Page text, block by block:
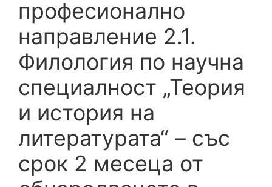
професионално
направление 2.1.
Филология по научна
специалност „Теория
и история на
литературата“ – със
срок 2 месеца от